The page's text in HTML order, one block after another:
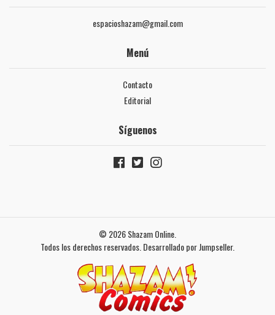
espacioshazam@gmail.com
Menú
Contacto
Editorial
Síguenos
© 2026 Shazam Online.
Todos los derechos reservados.Desarrollado por Jumpseller.